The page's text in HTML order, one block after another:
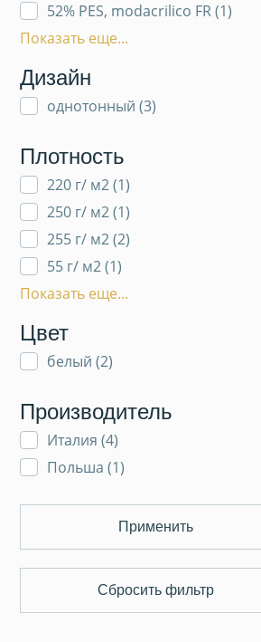
52% PES, modacrilico FR (1)
Показать еще...
Дизайн
однотонный (3)
Плотность
220 г/ м2 (1)
250 г/ м2 (1)
255 г/ м2 (2)
55 г/ м2 (1)
Показать еще...
Цвет
белый (2)
Производитель
Италия (4)
Польша (1)
Применить
Сбросить фильтр